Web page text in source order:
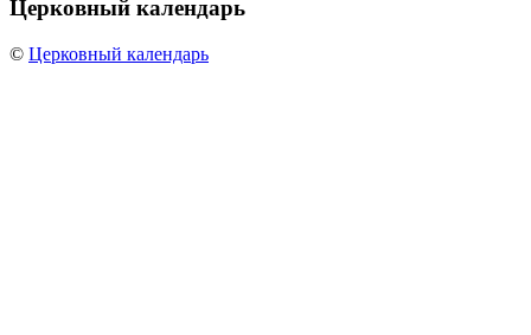
Церковный календарь
© Церковный календарь